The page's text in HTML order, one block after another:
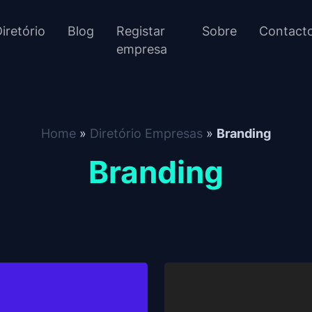
Blog
Registar
empresa
Sobre
Home » Diretório Empresas » Branding
Branding